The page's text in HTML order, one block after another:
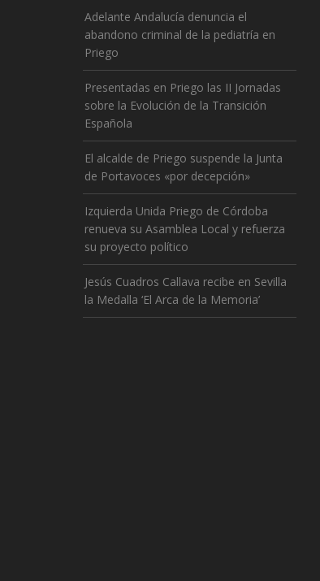
Adelante Andalucía denuncia el
abandono criminal de la pediatría en
Priego
Presentadas en Priego las II Jornadas
sobre la Evolución de la Transición
Española
El alcalde de Priego suspende la Junta
de Portavoces «por decepción»
Izquierda Unida Priego de Córdoba
renueva su Asamblea Local y refuerza
su proyecto político
Jesús Cuadros Callava recibe en Sevilla
la Medalla ‘El Arca de la Memoria’